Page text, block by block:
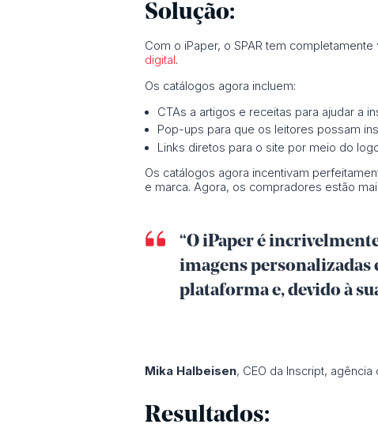
Solução:
Com o iPaper, o SPAR tem completamente
digital.
Os catálogos agora incluem:
CTAs a artigos e receitas para ajudar a
Pop-ups para que os leitores possam
Links diretos para o site por meio do
Os catálogos agora incentivam
e marca. Agora, os compradores estão
“O iPaper é
imagens personalizadas
plataforma e, devido à
Mika Halbeisen, CEO da Inscript, agência
Resultados: